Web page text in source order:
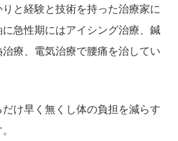
と経験と技術を持った治療家に
急性期にはアイシング治療、鍼
療、電気治療で腰痛を治してい
け早く無くし体の負担を減らす